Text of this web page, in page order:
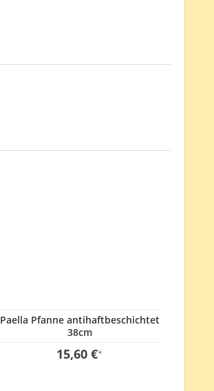
Paella Pfanne antihaftbeschichtet
38cm
15,60 €*